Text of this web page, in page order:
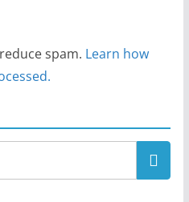
spam. Learn how